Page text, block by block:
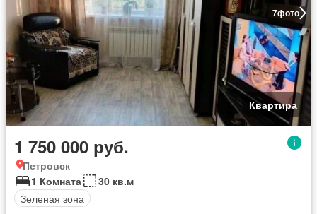
7фото
Квартира
1 750 000 руб.
Петровск
1 Комната
30 кв.м
Зеленая зона